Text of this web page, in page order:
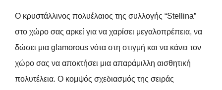
Ο κρυστάλλινος πολυέλαιος της συλλογής “Stellina”
στο χώρο σας αρκεί για να χαρίσει μεγαλοπρέπεια, να
δώσει μια glamorous νότα στη στιγμή και να κάνει τον
χώρο σας να αποκτήσει μια απαράμιλλη αισθητική
πολυτέλεια. Ο κομψός σχεδιασμός της σειράς